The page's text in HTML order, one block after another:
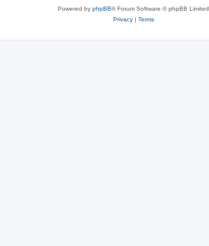
Powered by phpBB® Forum Software © phpBB Limited
Privacy| Terms